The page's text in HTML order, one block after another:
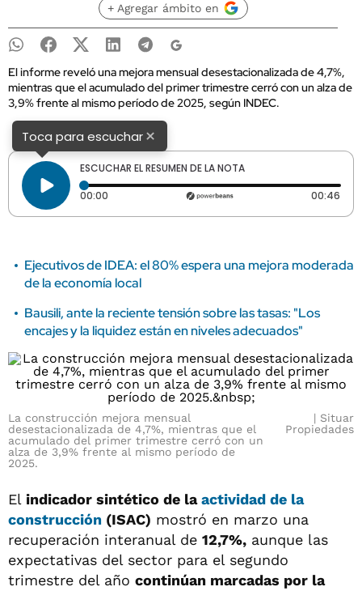
+ Agregar ámbito en
El informe reveló una mejora mensual desestacionalizada de 4,7%,
mientras que el acumulado del primer trimestre cerró con un alza de
3,9% frente al mismo período de 2025, según INDEC.
Toca para escuchar×
ESCUCHAR EL RESUMEN DE LA NOTA
00:00 Tiempo transcurrido: 0 segundos 00:46
Ejecutivos de IDEA: el 80% espera una mejora moderada
de la economía local
Bausili, ante la reciente tensión sobre las tasas: "Los
encajes y la liquidez están en niveles adecuados"
La construcción mejora mensual
desestacionalizada de 4,7%, mientras que el
acumulado del primer trimestre cerró con un
alza de 3,9% frente al mismo período de
2025.
Situar
Propiedades
El indicador sintético de laactividad de la
construcción (ISAC) mostró en marzo una
recuperación interanual de 12,7%, aunque las
expectativas del sector para el segundo
trimestre del año continúan marcadas por la